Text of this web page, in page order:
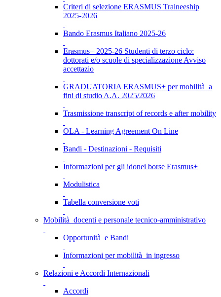
Criteri di selezione ERASMUS Traineeship
2025-2026
Bando Erasmus Italiano 2025-26
Erasmus+ 2025-26 Studenti di terzo ciclo:
dottorati e/o scuole di specializzazione Avviso
accettazio
GRADUATORIA ERASMUS+ per mobilità a
fini di studio A.A. 2025/2026
Trasmissione transcript of records e after mobility
OLA - Learning Agreement On Line
Bandi - Destinazioni - Requisiti
Informazioni per gli idonei borse Erasmus+
Modulistica
Tabella conversione voti
Mobilità docenti e personale tecnico-amministrativo
Opportunità e Bandi
Informazioni per mobilità in ingresso
Relazioni e Accordi Internazionali
Accordi